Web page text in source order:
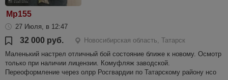
Мр155
27 Июля, в 12:47
32 000 руб.
Новосибирская область, Татарск
Маленький настрел отличный бой состояние ближе к новому. Осмотр
только при наличии лицензии. Комуфляж заводской.
Переоформление через олрр Росгвардии по Татарскому району нсо